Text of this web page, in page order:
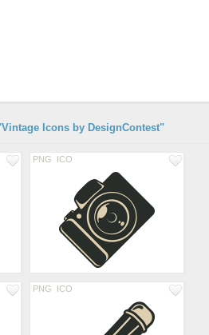
Icons by DesignContest"
PNG ICO
PNG ICO